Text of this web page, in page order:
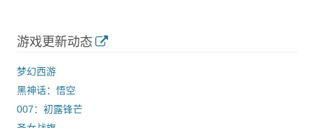
游戏更新动态
梦幻西游
黑神话：悟空
007：初露锋芒